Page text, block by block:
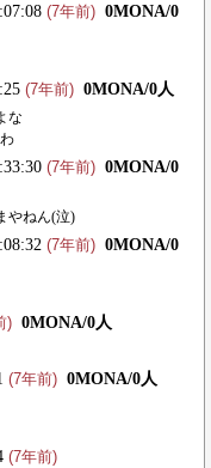
(7年前) 0MONA/0
(7年前) 0MONA/0人
な
(7年前) 0MONA/0
やねん(泣)
(7年前) 0MONA/0
) 0MONA/0人
(7年前) 0MONA/0人
(7年前)